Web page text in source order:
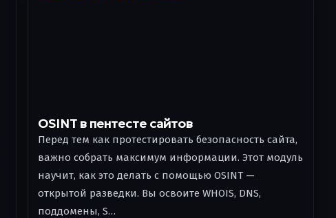
OSINT в пентесте сайтов
Перед тем как протестировать безопасность сайта,
важно собрать максимум информации. Этот модуль
научит, как это делать с помощью OSINT —
открытой разведки. Вы освоите WHOIS, DNS,
поддомены, S…